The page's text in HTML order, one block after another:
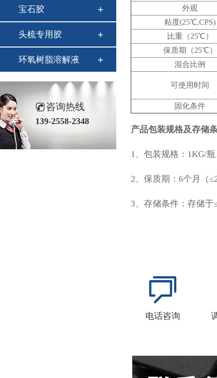
宝石胶
头梳专用胶
环氧树脂溶解液
咨询热线
139-2558-2348
外观
粘度(25℃,CPS)
比重（25℃）
保质期（25℃）
混合比例
可使用时间
固化条件
产品包装规格及存储
1、包装规格：1KG/
2、保质期：6个月（
3、存储条件：存储
电话咨询